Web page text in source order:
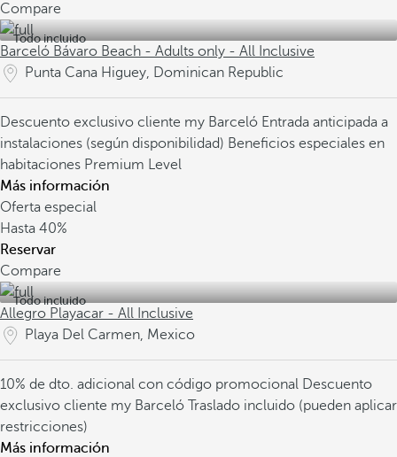
Compare
Todo incluido
Barceló Bávaro Beach - Adults only - All Inclusive
Punta Cana Higuey, Dominican Republic
Descuento exclusivo cliente my Barceló Entrada anticipada a
instalaciones (según disponibilidad) Beneficios especiales en
habitaciones Premium Level
Más información
Oferta especial
Hasta 40%
Reservar
Compare
Todo incluido
Allegro Playacar - All Inclusive
Playa Del Carmen, Mexico
10% de dto. adicional con código promocional Descuento
exclusivo cliente my Barceló Traslado incluido (pueden aplicar
restricciones)
Más información